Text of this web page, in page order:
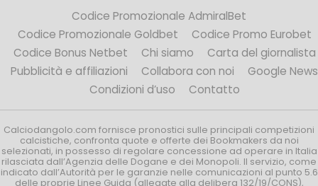
Codice Promozionale AdmiralBet
Codice Promozionale Goldbet
Codice Promo Eurobet
Codice Bonus Netbet
Chi siamo
Carta del giornalista
Pubblicità e affiliazioni
Collabora con noi
Google News
Condizioni d’uso
Contatto
Calciodangolo.com fornisce pronostici sulle principali competizioni
calcistiche, confronta quote e offerte dei Bookmakers da noi
selezionati, in possesso di regolare concessione ad operare in Italia
rilasciata dall’Agenzia delle Dogane e dei Monopoli. Il servizio, come
indicato dall’Autorità per le garanzie nelle comunicazioni al punto 5.6
delle proprie Linee Guida (allegate alla delibera 132/19/CONS),